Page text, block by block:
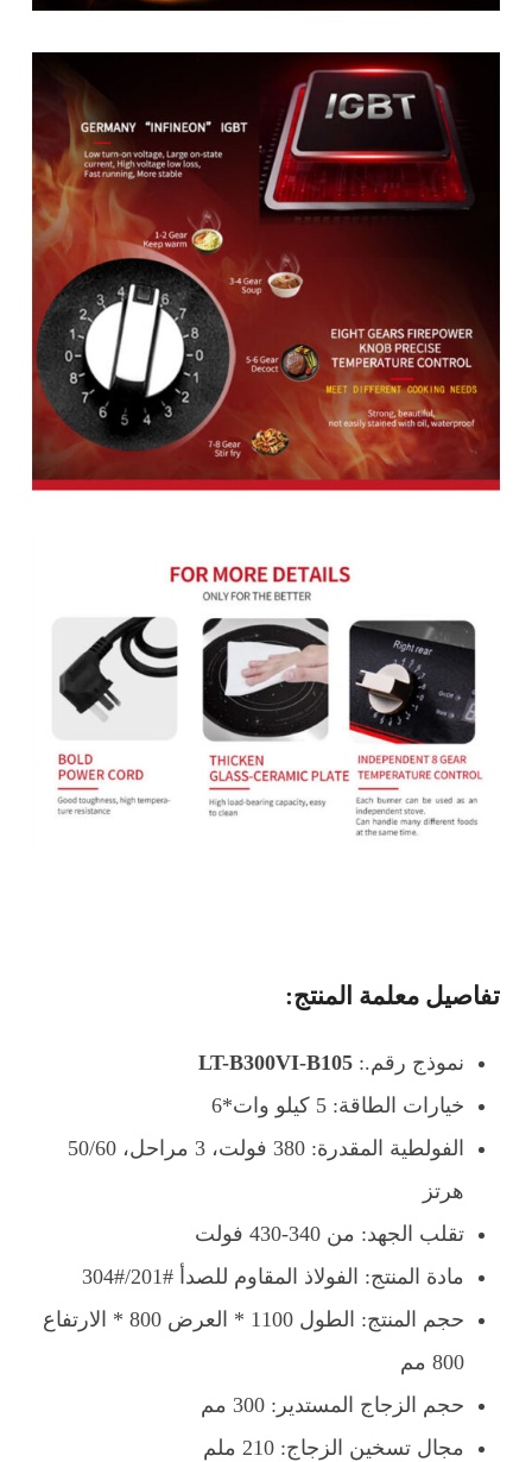
تفاصيل معلمة المنتج:
نموذج رقم.: LT-B300VI-B105
خيارات الطاقة: 5 كيلو وات*6
الفولطية المقدرة: 380 فولت، 3 مراحل، 50/60
هرتز
تقلب الجهد: من 340-430 فولت
مادة المنتج: الفولاذ المقاوم للصدأ #201/#304
حجم المنتج: الطول 1100 * العرض 800 * الارتفاع
800 مم
حجم الزجاج المستدير: 300 مم
مجال تسخين الزجاج: 210 ملم